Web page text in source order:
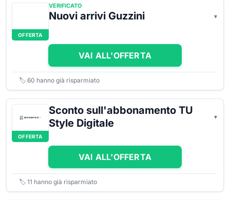
OFFERTA
VERIFICATO
Nuovi arrivi Guzzini
VAI ALL'OFFERTA
🏷️ 60 hanno già risparmiato
OFFERTA
Sconto sull'abbonamento TU
Style Digitale
VAI ALL'OFFERTA
🏷️ 11 hanno già risparmiato